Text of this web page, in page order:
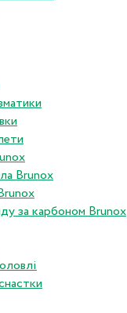
Brunox
за карбоном Brunox